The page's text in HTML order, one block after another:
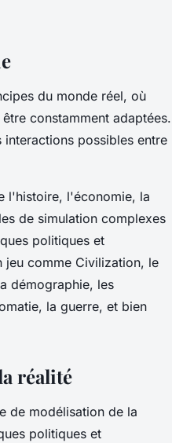
du monde réel, où
constamment adaptées.
possibles entre
l'histoire, l'économie, la
de simulation complexes
politiques et
jeu comme Civilization, le
démographie, les
la guerre, et bien
réalité
de modélisation de la
politiques et